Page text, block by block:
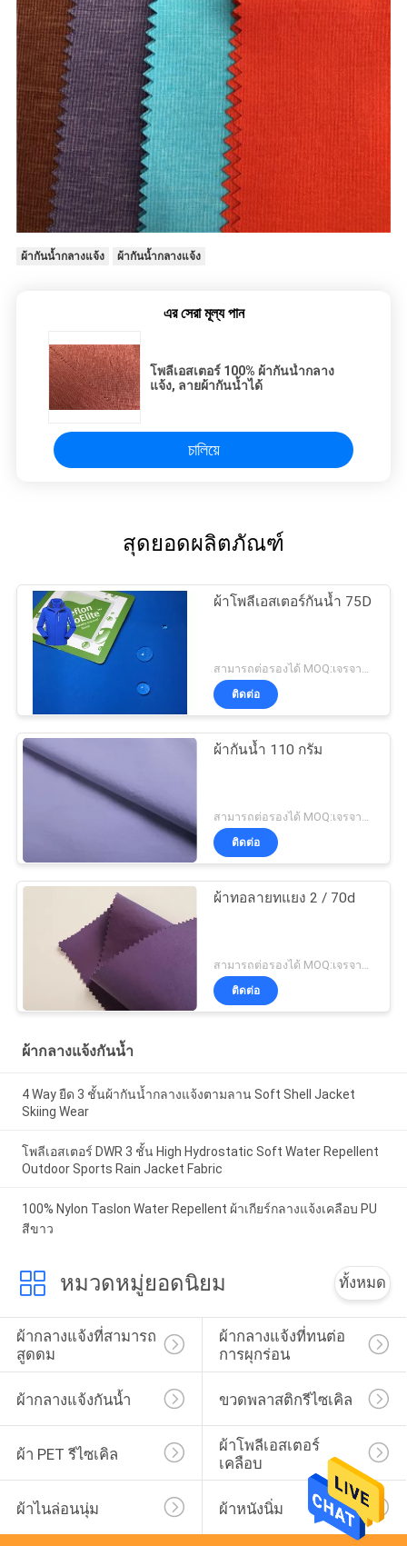
ผ้ากันน้ำกลางแจ้ง ผ้ากันน้ำกลางแจ้ง
এর সেরা মূল্য পান
โพลีเอสเตอร์ 100% ผ้ากันน้ำกลาง
แจ้ง, ลายผ้ากันน้ำได้
চালিয়ে
สุดยอดผลิตภัณฑ์
ผ้าโพลีเอสเตอร์กันน้ำ 75D
สามารถต่อรองได้ MOQ:เจรจาต่อรอง
ติดต่อ
ผ้ากันน้ำ 110 กรัม
ติดต่อ
ผ้าทอลายทแยง 2 / 70d
ติดต่อ
ผ้ากลางแจ้งกันน้ำ
4 Way ยืด 3 ชั้นผ้ากันน้ำกลางแจ้งตามลาน Soft Shell Jacket
Skiing Wear
โพลีเอสเตอร์ DWR 3 ชั้น High Hydrostatic Soft Water Repellent
Outdoor Sports Rain Jacket Fabric
100% Nylon Taslon Water Repellent ผ้าเกียร์กลางแจ้งเคลือบ PU
สีขาว
หมวดหมู่ยอดนิยม ทั้งหมด
ผ้ากลางแจ้งที่สามารถ
สูดดม
ผ้ากลางแจ้งที่ทนต่อ
การผุกร่อน
ผ้ากลางแจ้งกันน้ำ ขวดพลาสติกรีไซเคิล
ผ้า PET รีไซเคิล
ผ้าโพลีเอสเตอร์
เคลือบ
ผ้าไนล่อนนุ่ม ผ้าหนังนิ่ม